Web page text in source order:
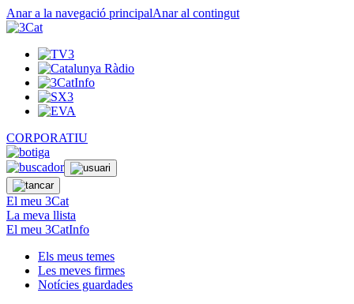
Anar a la navegació principalAnar al contingut
CORPORATIU
El meu 3Cat
La meva llista
El meu 3CatInfo
Els meus temes
Les meves firmes
Notícies guardades